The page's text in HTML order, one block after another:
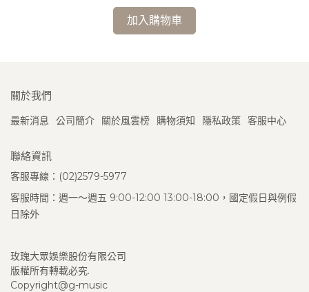
加入購物車
關於我們
最新消息 公司簡介 關於風雲榜 購物須知 隱私政策 客服中心
聯絡資訊
客服專線：(02)2579-5977
客服時間：週一～週五 9:00-12:00 13:00-18:00，國定假日與例假
日除外
玫瑰大眾娛樂股份有限公司
版權所有轉載必究.
Copyright@g-music